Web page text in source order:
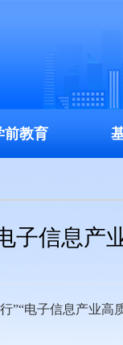
前教育
子信息产
电子信息产业高